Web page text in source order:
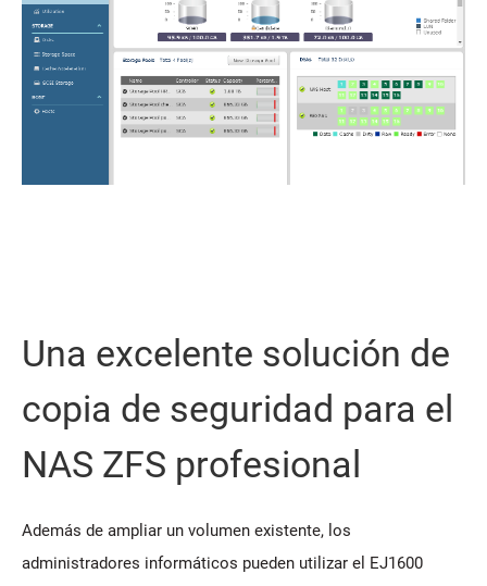
Una excelente solución de
copia de seguridad para el
NAS ZFS profesional
Además de ampliar un volumen existente, los
administradores informáticos pueden utilizar el EJ1600